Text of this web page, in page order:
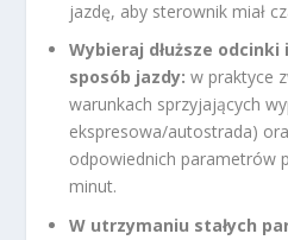
jazdę, aby sterownik miał
Wybieraj dłuższe odcinki
sposób jazdy: w praktyce
warunkach sprzyjających
ekspresowa/autostrada)
odpowiednich parametrów
minut.
W utrzymaniu stałych